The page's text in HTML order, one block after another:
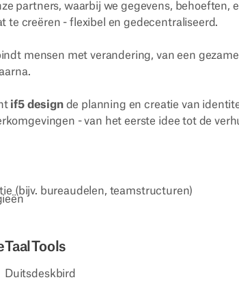
partners, waarbij we gegevens, behoeften,
te creëren - flexibel en gedecentraliseerd.
mensen met verandering, van een
if5 designde planning en creatie van
- van het eerste idee tot de
(bijv. bureaudelen, teamstructuren)
Taal
Duits
Tools
deskbird